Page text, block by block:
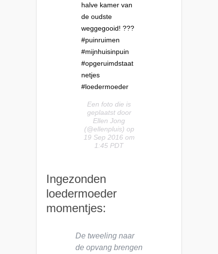
halve kamer van
de oudste
weggegooid! ???
#puinruimen
#mijnhuisinpuin
#opgeruimdstaat
netjes
#loedermoeder
Een foto die is
geplaatst door
Ellen Jong
(@ellenpluis) op
19 Sep 2016 om
1:45 PDT
Ingezonden
loedermoeder
momentjes:
De tweeling naar
de opvang brengen